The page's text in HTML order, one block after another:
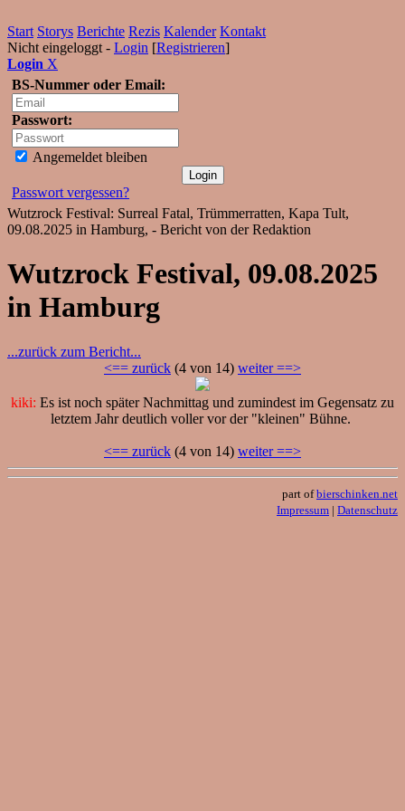
Start Storys Berichte Rezis Kalender Kontakt
Nicht eingeloggt - Login [Registrieren]
Login X
BS-Nummer oder Email:
Passwort:
Angemeldet bleiben
Passwort vergessen?
Wutzrock Festival: Surreal Fatal, Trümmerratten, Kapa Tult,
09.08.2025 in Hamburg, - Bericht von der Redaktion
Wutzrock Festival, 09.08.2025
in Hamburg
...zurück zum Bericht...
<== zurück (4 von 14) weiter ==>
kiki: Es ist noch später Nachmittag und zumindest im Gegensatz zu
letztem Jahr deutlich voller vor der "kleinen" Bühne.
<== zurück (4 von 14) weiter ==>
part ofbierschinken.net
Impressum | Datenschutz